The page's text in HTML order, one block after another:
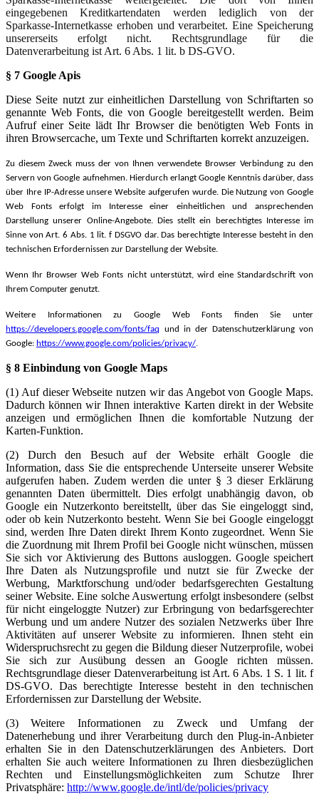
eingegebenen Kreditkartendaten werden lediglich von der
Sparkasse-Internetkasse erhoben und verarbeitet. Eine Speicherung
unsererseits erfolgt nicht. Rechtsgrundlage für die
Datenverarbeitung ist Art. 6 Abs. 1 lit. b DS-GVO.
§ 7 Google Apis
Diese Seite nutzt zur einheitlichen Darstellung von Schriftarten so
genannte Web Fonts, die von Google bereitgestellt werden. Beim
Aufruf einer Seite lädt Ihr Browser die benötigten Web Fonts in
ihren Browsercache, um Texte und Schriftarten korrekt anzuzeigen.
Zu diesem Zweck muss der von Ihnen verwendete Browser Verbindung zu den
Servern von Google aufnehmen. Hierdurch erlangt Google Kenntnis darüber, dass
über Ihre IP-Adresse unsere Website aufgerufen wurde. Die Nutzung von Google
Web Fonts erfolgt im Interesse einer einheitlichen und ansprechenden
Darstellung unserer Online-Angebote. Dies stellt ein berechtigtes Interesse im
Sinne von Art. 6 Abs. 1 lit. f DSGVO dar. Das berechtigte Interesse besteht in den
technischen Erfordernissen zur Darstellung der Website.
Wenn Ihr Browser Web Fonts nicht unterstützt, wird eine Standardschrift von
Ihrem Computer genutzt.
Weitere Informationen zu Google Web Fonts finden Sie unter
https://developers.google.com/fonts/faq
und in der Datenschutzerklärung von
Google: https://www.google.com/policies/privacy/.
§ 8 Einbindung von Google Maps
(1) Auf dieser Webseite nutzen wir das Angebot von Google Maps.
Dadurch können wir Ihnen interaktive Karten direkt in der Website
anzeigen und ermöglichen Ihnen die komfortable Nutzung der
Karten-Funktion.
(2) Durch den Besuch auf der Website erhält Google die
Information, dass Sie die entsprechende Unterseite unserer Website
aufgerufen haben. Zudem werden die unter § 3 dieser Erklärung
genannten Daten übermittelt. Dies erfolgt unabhängig davon, ob
Google ein Nutzerkonto bereitstellt, über das Sie eingeloggt sind,
oder ob kein Nutzerkonto besteht. Wenn Sie bei Google eingeloggt
sind, werden Ihre Daten direkt Ihrem Konto zugeordnet. Wenn Sie
die Zuordnung mit Ihrem Profil bei Google nicht wünschen, müssen
Sie sich vor Aktivierung des Buttons ausloggen. Google speichert
Ihre Daten als Nutzungsprofile und nutzt sie für Zwecke der
Werbung, Marktforschung und/oder bedarfsgerechten Gestaltung
seiner Website. Eine solche Auswertung erfolgt insbesondere (selbst
für nicht eingeloggte Nutzer) zur Erbringung von bedarfsgerechter
Werbung und um andere Nutzer des sozialen Netzwerks über Ihre
Aktivitäten auf unserer Website zu informieren. Ihnen steht ein
Widerspruchsrecht zu gegen die Bildung dieser Nutzerprofile, wobei
Sie sich zur Ausübung dessen an Google richten müssen.
Rechtsgrundlage dieser Datenverarbeitung ist Art. 6 Abs. 1 S. 1 lit. f
DS-GVO. Das berechtigte Interesse besteht in den technischen
Erfordernissen zur Darstellung der Website.
(3) Weitere Informationen zu Zweck und Umfang der
Datenerhebung und ihrer Verarbeitung durch den Plug-in-Anbieter
erhalten Sie in den Datenschutzerklärungen des Anbieters. Dort
erhalten Sie auch weitere Informationen zu Ihren diesbezüglichen
Rechten und Einstellungsmöglichkeiten zum Schutze Ihrer
Privatsphäre: http://www.google.de/intl/de/policies/privacy